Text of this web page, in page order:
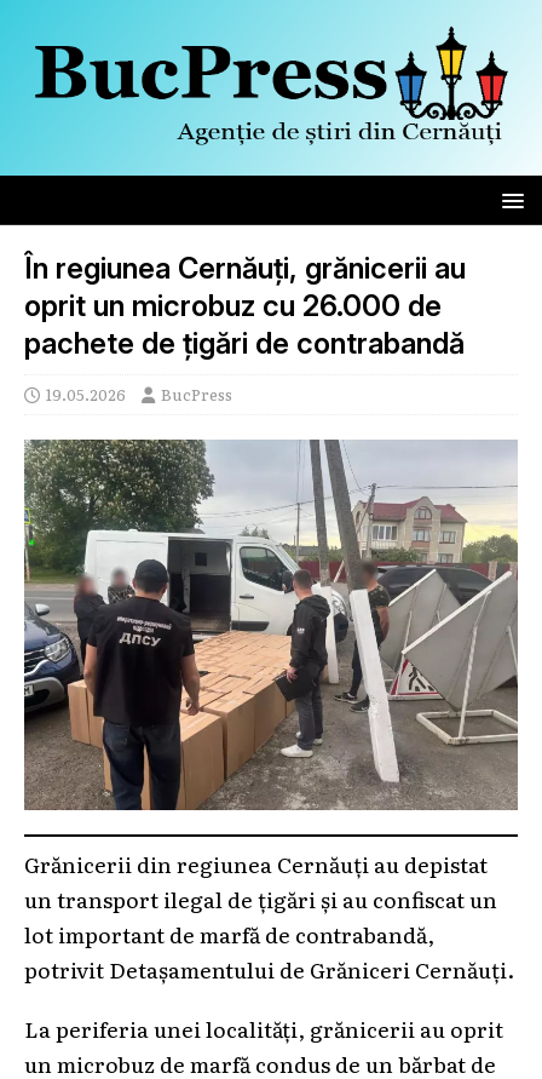
În regiunea Cernăuți, grănicerii au
oprit un microbuz cu 26.000 de
pachete de țigări de contrabandă
19.05.2026 BucPress
Grănicerii din regiunea Cernăuți au depistat
un transport ilegal de țigări și au confiscat un
lot important de marfă de contrabandă,
potrivit Detașamentului de Grăniceri Cernăuți.
La periferia unei localități, grănicerii au oprit
un microbuz de marfă condus de un bărbat de